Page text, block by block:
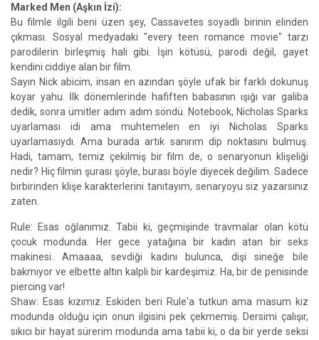
Marked Men (Aşkın İzi):
Bu filmle ilgili beni üzen şey, Cassavetes soyadlı birinin elinden
çıkması. Sosyal medyadaki "every teen romance movie" tarzı
parodilerin birleşmiş hali gibi. İşin kötüsü, parodi değil, gayet
kendini ciddiye alan bir film.
Sayın Nick abicim, insan en azından şöyle ufak bir farklı dokunuş
koyar yahu. İlk dönemlerinde hafiften babasının ışığı var galiba
dedik, sonra ümitler adım adım söndü. Notebook, Nicholas Sparks
uyarlaması idi ama muhtemelen en iyi Nicholas Sparks
uyarlamasıydı. Ama burada artık sanırım dip noktasını bulmuş.
Hadi, tamam, temiz çekilmiş bir film de, o senaryonun klişeliği
nedir? Hiç filmin şurası şöyle, burası böyle diyecek değilim. Sadece
birbirinden klişe karakterlerini tanıtayım, senaryoyu siz yazarsınız
zaten.
Rule: Esas oğlanımız. Tabii ki, geçmişinde travmalar olan kötü
çocuk modunda. Her gece yatağına bir kadın atan bir seks
makinesi. Amaaaa, sevdiği kadını bulunca, dişi sineğe bile
bakmıyor ve elbette altın kalpli bir kardeşimiz. Ha, bir de penisinde
piercing var!
Shaw: Esas kızımız. Eskiden beri Rule'a tutkun ama masum kız
modunda olduğu için onun ilgisini pek çekmemiş. Dersimi çalışır,
sıkıcı bir hayat sürerim modunda ama tabii ki, o da bir yerde seksi